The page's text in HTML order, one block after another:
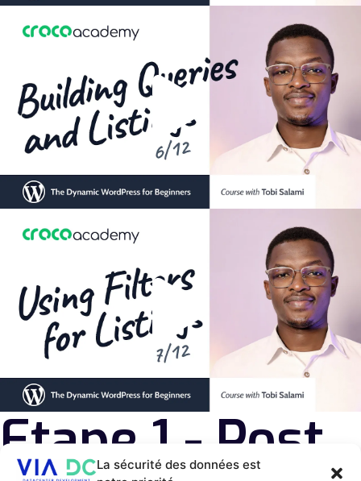
La sécurité des données est
Etape 1 - Post